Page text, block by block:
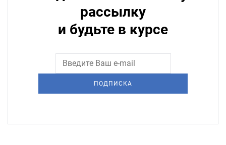
рассылку
и будьте в курсе
ПОДПИСКА